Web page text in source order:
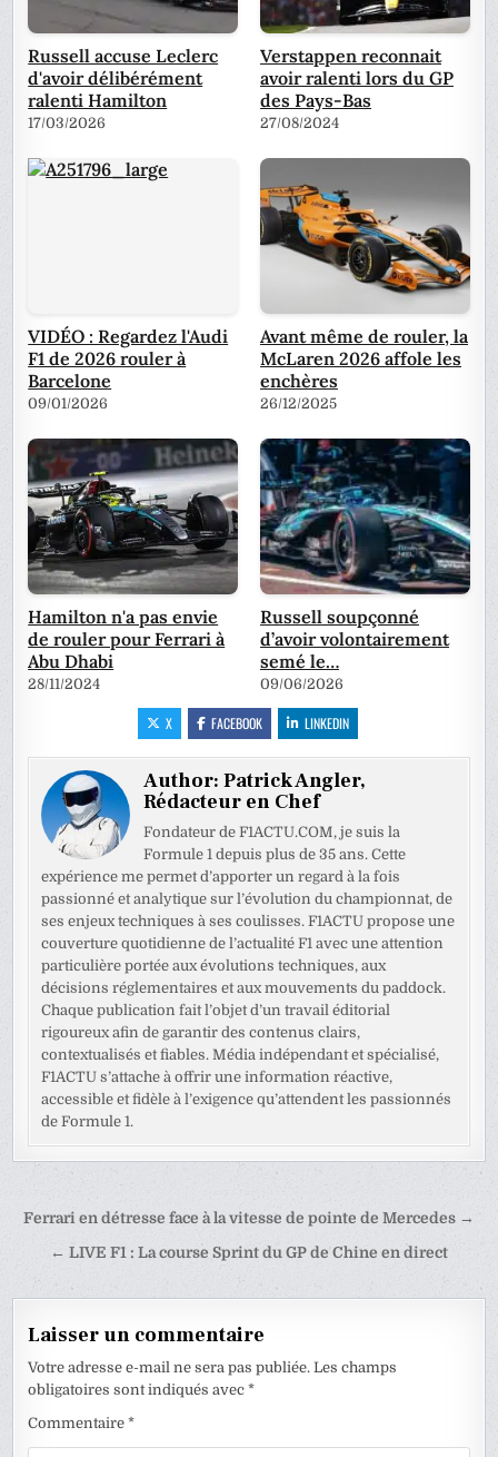
Russell accuse Leclerc
d'avoir délibérément
ralenti Hamilton
17/03/2026
Verstappen reconnait
avoir ralenti lors du GP
des Pays-Bas
27/08/2024
VIDÉO : Regardez l'Audi
F1 de 2026 rouler à
Barcelone
09/01/2026
Avant même de rouler, la
McLaren 2026 affole les
enchères
26/12/2025
Hamilton n'a pas envie
de rouler pour Ferrari à
Abu Dhabi
28/11/2024
Russell soupçonné
d’avoir volontairement
semé le…
09/06/2026
X FACEBOOK LINKEDIN
Author:Patrick Angler,
Rédacteur en Chef
Fondateur de F1ACTU.COM, je suis la
Formule 1 depuis plus de 35 ans. Cette
expérience me permet d’apporter un regard à la fois
passionné et analytique sur l’évolution du championnat, de
ses enjeux techniques à ses coulisses. F1ACTU propose une
couverture quotidienne de l’actualité F1 avec une attention
particulière portée aux évolutions techniques, aux
décisions réglementaires et aux mouvements du paddock.
Chaque publication fait l’objet d’un travail éditorial
rigoureux afin de garantir des contenus clairs,
contextualisés et fiables. Média indépendant et spécialisé,
F1ACTU s’attache à offrir une information réactive,
accessible et fidèle à l’exigence qu’attendent les passionnés
de Formule 1.
Navigation
Ferrari en détresse face à la vitesse de pointe de Mercedes →
← LIVE F1 : La course Sprint du GP de Chine en direct
Laisser un commentaire
Votre adresse e-mail ne sera pas publiée. Les champs
obligatoires sont indiqués avec*
Commentaire*